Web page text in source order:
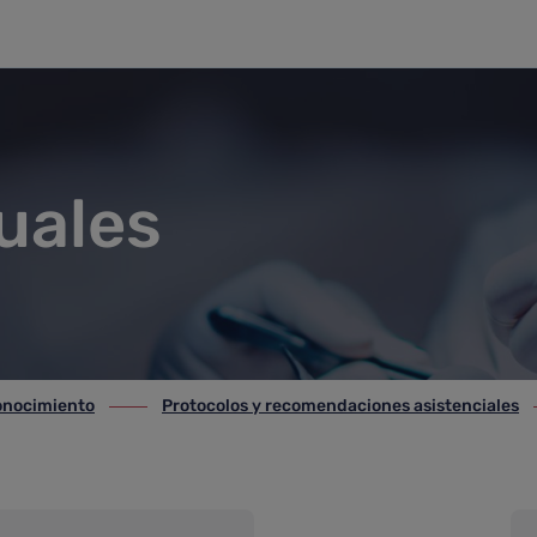
ir-a Protocolos y recomendaciones asistenciales
Protocolos y recomendaciones asistenciales